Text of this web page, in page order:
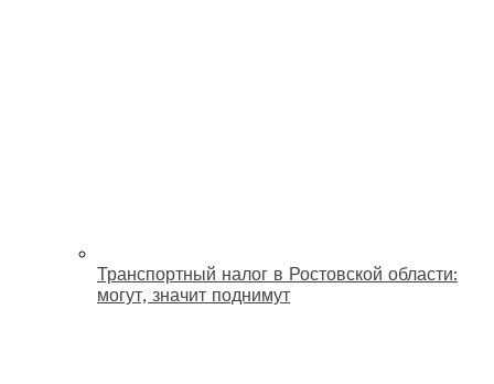
Транспортный налог в Ростовской области:
могут, значит поднимут